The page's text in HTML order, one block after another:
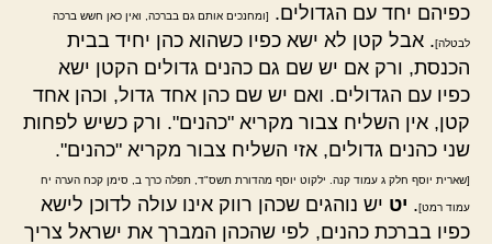
כפיהם יחד עם הגדולים.
[ומחנכים אותם גם בברכה, ואין כאן חשש ברכה
לבטלה]. אבל קטן לא ישא כפיו כשהוא כהן יחיד בבית
הכנסת, ורק אם יש שם גם כהנים גדולים הקטן ישא
כפיו עם הגדולים. ואם יש שם כהן אחד גדול, וכהן אחד
קטן, אין השליח צבור מקריא "כהנים". ורק כשיש לפחות
שני כהנים גדולים, אזי השליח צבור מקריא "כהנים".
[שארית יוסף חלק ג עמוד קנה. ילקוט יוסף מהדורת תשס"ד, תפלה כרך ב, סימן קכח הערה יח
עמוד רמט]. יט יש נוהגים שכהן רווק אינו עולה לדוכן לישא
כפיו בברכת כהנים, לפי שהכהן המברך את ישראל צריך